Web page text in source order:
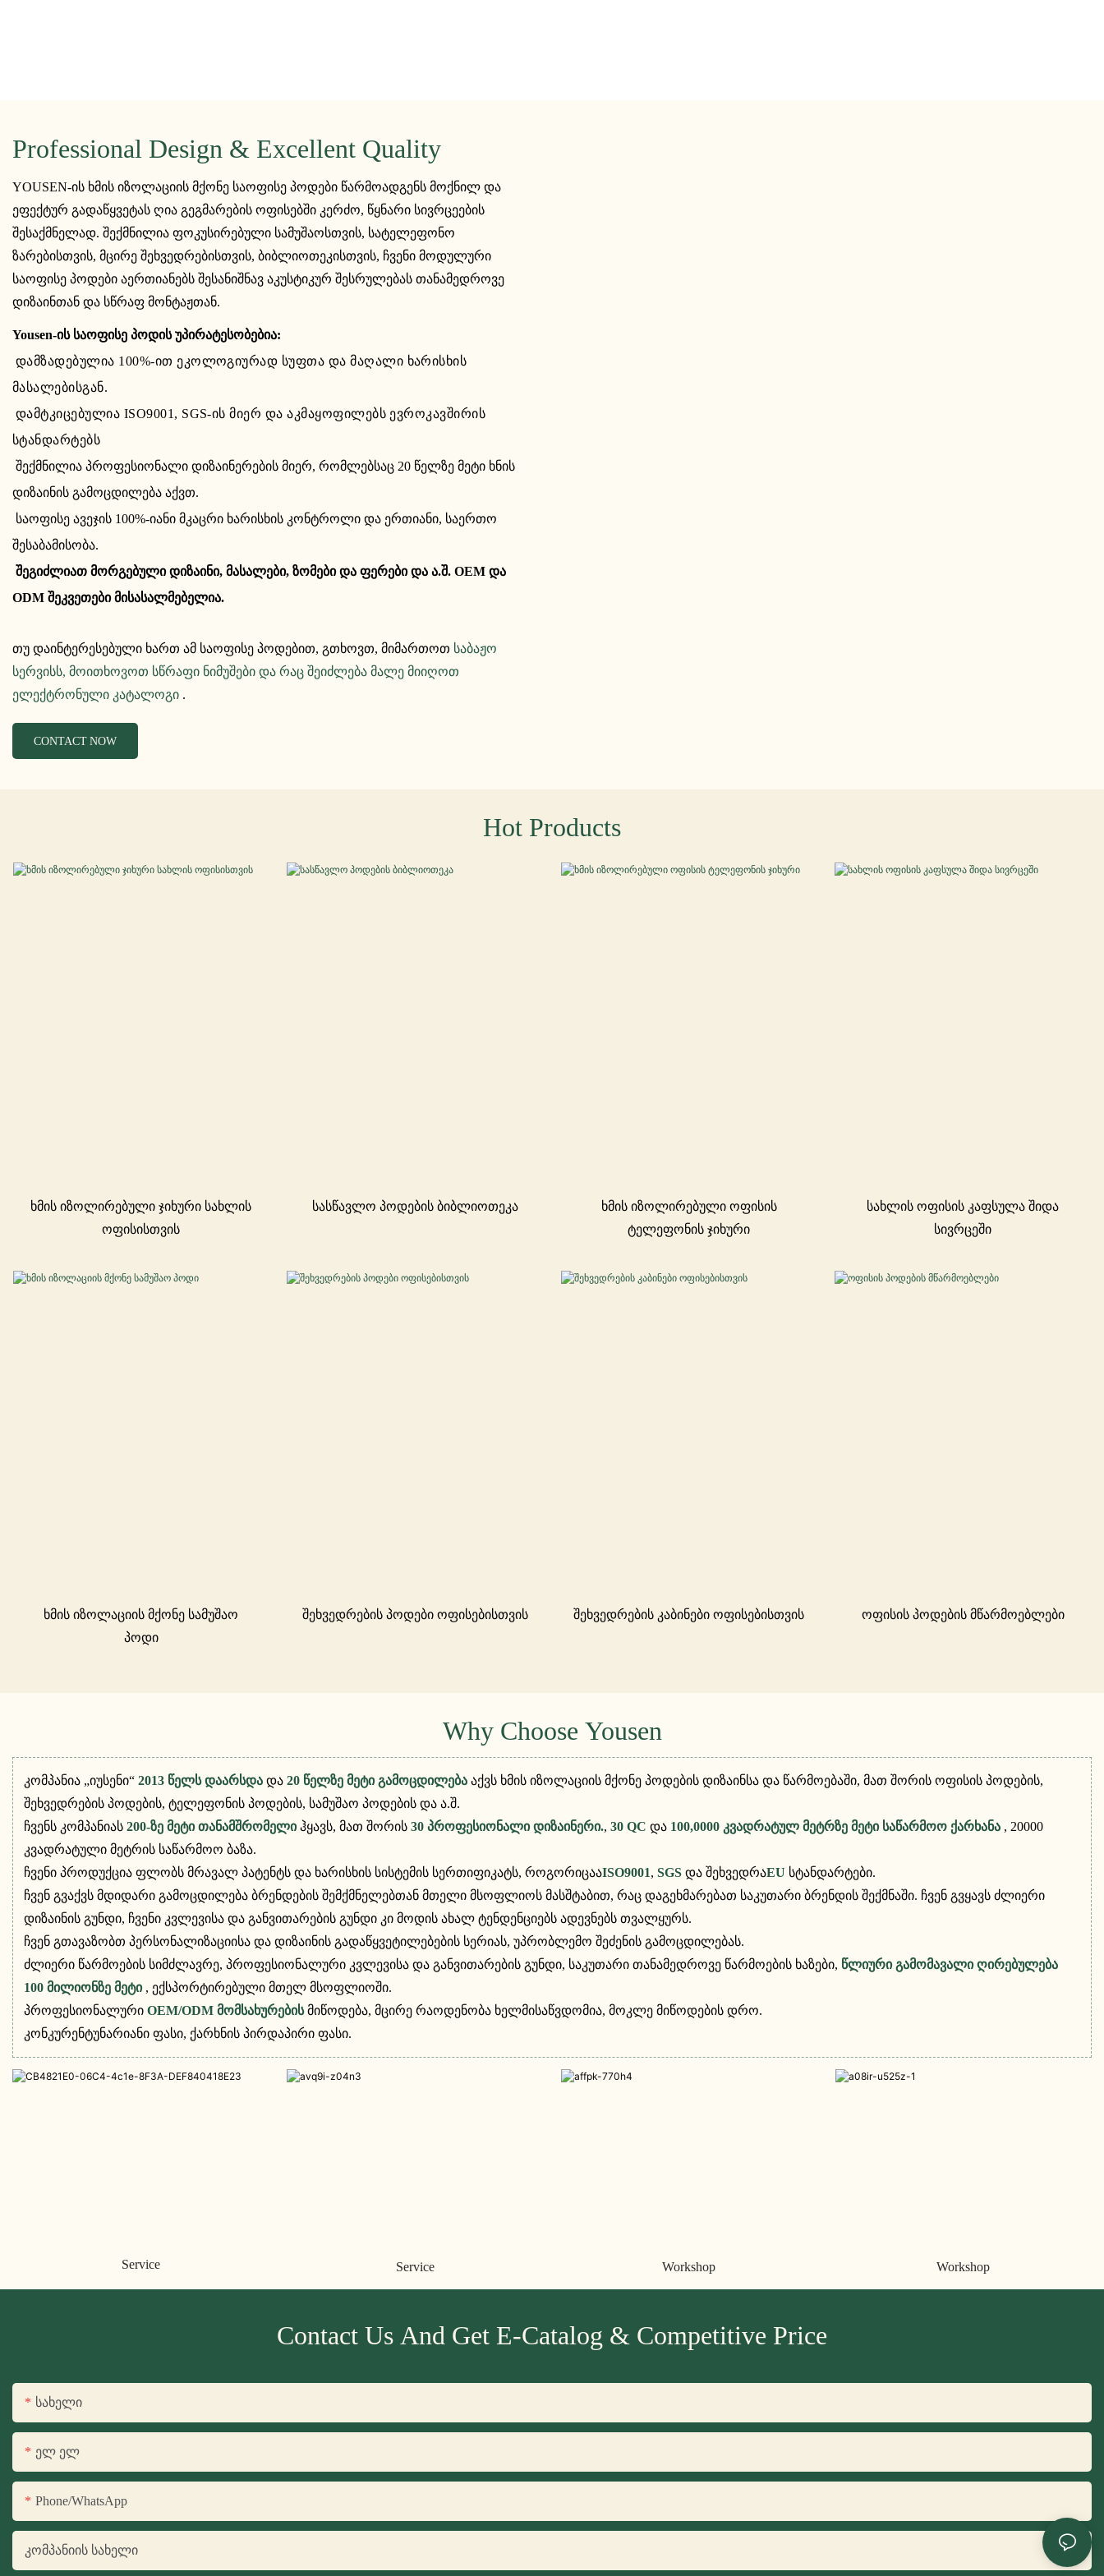
Professional Design & Excellent Quality
YOUSEN-ის ხმის იზოლაციის მქონე საოფისე პოდები წარმოადგენს მოქნილ და
ეფექტურ გადაწყვეტას ღია გეგმარების ოფისებში კერძო, წყნარი სივრცეების
შესაქმნელად. შექმნილია ფოკუსირებული სამუშაოსთვის, სატელეფონო
ზარებისთვის, მცირე შეხვედრებისთვის, ბიბლიოთეკისთვის, ჩვენი მოდულური
საოფისე პოდები აერთიანებს შესანიშნავ აკუსტიკურ შესრულებას თანამედროვე
დიზაინთან და სწრაფ მონტაჟთან.
Yousen-ის საოფისე პოდის უპირატესობებია:
დამზადებულია 100%-ით ეკოლოგიურად სუფთა და მაღალი ხარისხის
მასალებისგან.
დამტკიცებულია ISO9001, SGS-ის მიერ და აკმაყოფილებს ევროკავშირის
სტანდარტებს
შექმნილია პროფესიონალი დიზაინერების მიერ, რომლებსაც 20 წელზე მეტი ხნის
დიზაინის გამოცდილება აქვთ.
საოფისე ავეჯის 100%-იანი მკაცრი ხარისხის კონტროლი და ერთიანი, საერთო
შესაბამისობა.
შეგიძლიათ მორგებული დიზაინი, მასალები, ზომები და ფერები და ა.შ. OEM და
ODM შეკვეთები მისასალმებელია.
თუ დაინტერესებული ხართ ამ საოფისე პოდებით, გთხოვთ, მიმართოთ საბაჟო
სერვისს, მოითხოვოთ სწრაფი ნიმუშები და რაც შეიძლება მალე მიიღოთ
ელექტრონული კატალოგი .
CONTACT NOW
Hot Products
ხმის იზოლირებული ჯიხური სახლის
ოფისისთვის
სასწავლო პოდების ბიბლიოთეკა
ხმის იზოლირებული ოფისის
ტელეფონის ჯიხური
სახლის ოფისის კაფსულა შიდა
სივრცეში
ხმის იზოლაციის მქონე სამუშაო
პოდი
შეხვედრების პოდები ოფისებისთვის შეხვედრების კაბინები ოფისებისთვის ოფისის პოდების მწარმოებლები
Why Choose Yousen
კომპანია „იუსენი“2013 წელს დაარსდა და20 წელზე მეტი გამოცდილება აქვს ხმის იზოლაციის მქონე პოდების დიზაინსა და წარმოებაში, მათ შორის ოფისის პოდების,
შეხვედრების პოდების, ტელეფონის პოდების, სამუშაო პოდების და ა.შ.
ჩვენს კომპანიას200-ზე მეტი თანამშრომელიჰყავს, მათ შორის30 პროფესიონალი დიზაინერი.,30 QC და 100,0000 კვადრატულ მეტრზე მეტი საწარმოო ქარხანა , 20000
კვადრატული მეტრის საწარმოო ბაზა.
ჩვენი პროდუქცია ფლობს მრავალ პატენტს და ხარისხის სისტემის სერთიფიკატს, როგორიცააISO9001,SGS და შეხვედრაEU სტანდარტები.
ჩვენ გვაქვს მდიდარი გამოცდილება ბრენდების შემქმნელებთან მთელი მსოფლიოს მასშტაბით, რაც დაგეხმარებათ საკუთარი ბრენდის შექმნაში. ჩვენ გვყავს ძლიერი
დიზაინის გუნდი, ჩვენი კვლევისა და განვითარების გუნდი კი მოდის ახალ ტენდენციებს ადევნებს თვალყურს.
ჩვენ გთავაზობთ პერსონალიზაციისა და დიზაინის გადაწყვეტილებების სერიას, უპრობლემო შეძენის გამოცდილებას.
ძლიერი წარმოების სიმძლავრე, პროფესიონალური კვლევისა და განვითარების გუნდი, საკუთარი თანამედროვე წარმოების ხაზები, წლიური გამომავალი ღირებულება
100 მილიონზე მეტი, ექსპორტირებული მთელ მსოფლიოში.
პროფესიონალურიOEM/ODM მომსახურებისმიწოდება, მცირე რაოდენობა ხელმისაწვდომია, მოკლე მიწოდების დრო.
კონკურენტუნარიანი ფასი, ქარხნის პირდაპირი ფასი.
Service Workshop Workshop Workshop
Contact Us And Get E-Catalog & Competitive Price
Სახელი
Ელ Ელ
Phone/WhatsApp
Კომპანიის Სახელი